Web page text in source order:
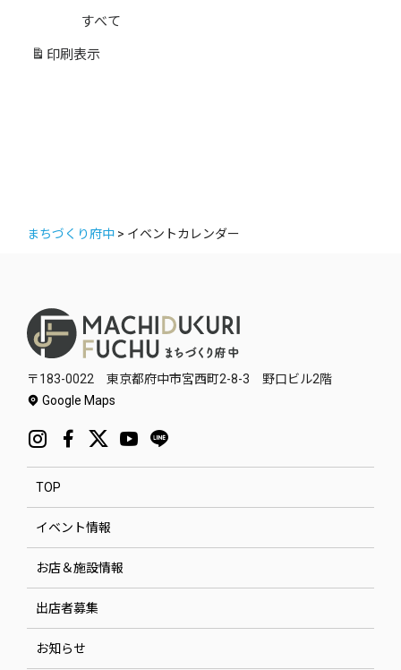
ゴ
リ
すべて
印刷 表示
まちづくり府中 > イベントカレンダー
〒183-0022 東京都府中市宮西町2-8-3 野口ビル2階
Google Maps
TOP
イベント情報
お店＆施設情報
出店者募集
お知らせ